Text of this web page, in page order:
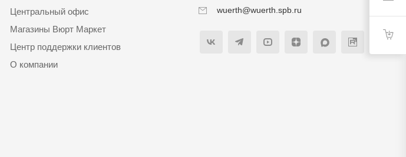
Центральный офис
Магазины Вюрт Маркет
Центр поддержки клиентов
О компании
wuerth@wuerth.spb.ru